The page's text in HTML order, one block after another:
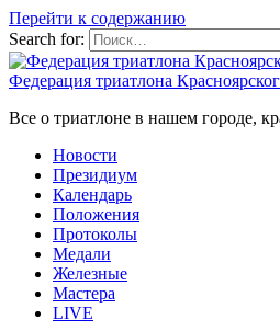
Перейти к содержанию
Search for:
Федерация триатлона
Все о триатлоне в нашем городе,
Новости
Президиум
Календарь
Положения
Протоколы
Медали
Железные
Мастера
LIVE